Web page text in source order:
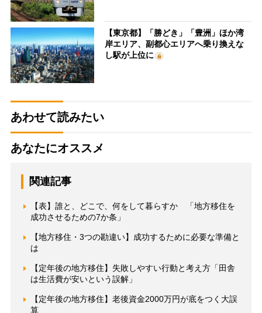
【東京都】「勝どき」「豊洲」ほか湾
岸エリア、副都心エリアへ乗り換えな
し駅が上位に
あわせて読みたい
あなたにオススメ
関連記事
【表】誰と、どこで、何をして暮らすか 「地方移住を
成功させるための7か条」
【地方移住・3つの勘違い】成功するために必要な準備と
は
【定年後の地方移住】失敗しやすい行動と考え方「田舎
は生活費が安いという誤解」
【定年後の地方移住】老後資金2000万円が底をつく大誤
算